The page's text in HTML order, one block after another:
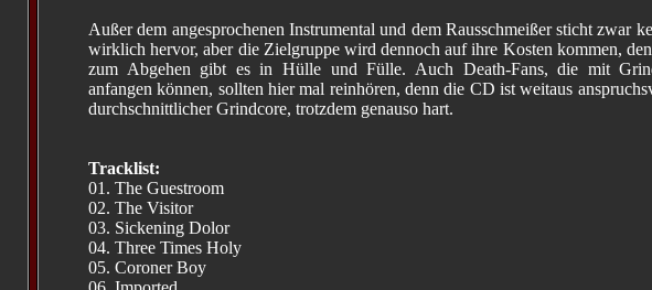
Außer dem angesprochenen Instrumental und dem Rausschmeißer sticht zwar
wirklich hervor, aber die Zielgruppe wird dennoch auf ihre Kosten kommen,
zum Abgehen gibt es in Hülle und Fülle. Auch Death-Fans, die mit
anfangen können, sollten hier mal reinhören, denn die CD ist weitaus
durchschnittlicher Grindcore, trotzdem genauso hart.
Tracklist:
01. The Guestroom
02. The Visitor
03. Sickening Dolor
04. Three Times Holy
05. Coroner Boy